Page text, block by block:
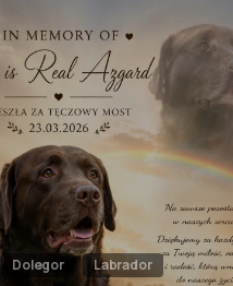
Dolegor Labrador